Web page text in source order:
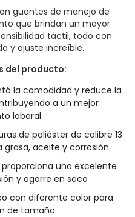
guantes de manejo de
que brindan un mayor
táctil, todo con
y ajuste increíble.
del producto:
la comodidad y reduce la
a un mejor
laboral
de poliéster de calibre 13
aceite y corrosión
una excelente
y agarre en seco
con diferente color para
de tamaño